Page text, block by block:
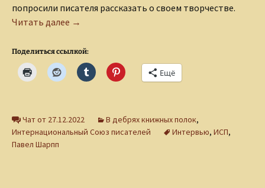
попросили писателя рассказать о своем творчестве.
Читать далее Интервью с писателем-фантастом Павлом
→
Поделиться ссылкой:
Ещё
Чат от 27.12.2022 В дебрях книжных полок,
Интернациональный Союз писателей
Интервью, ИСП,
Павел Шарпп